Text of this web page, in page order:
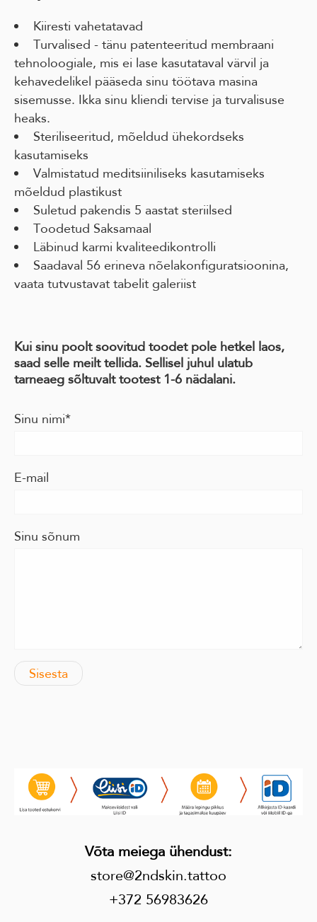
Kiiresti vahetatavad
Turvalised - tänu patenteeritud membraani
tehnoloogiale, mis ei lase kasutataval värvil ja
kehavedelikel pääseda sinu töötava masina
sisemusse. Ikka sinu kliendi tervise ja turvalisuse
heaks.
Steriliseeritud, mõeldud ühekordseks
kasutamiseks
Valmistatud meditsiiniliseks kasutamiseks
mõeldud plastikust
Suletud pakendis 5 aastat steriilsed
Toodetud Saksamaal
Läbinud karmi kvaliteedikontrolli
Saadaval 56 erineva nõelakonfiguratsioonina,
vaata tutvustavat tabelit galeriist
Kui sinu poolt soovitud toodet pole hetkel laos,
saad selle meilt tellida. Sellisel juhul ulatub
tarneaeg sõltuvalt tootest 1-6 nädalani.
Sinu nimi
E-mail
Sinu sõnum
Võta meiega ühendust:
store@2ndskin.tattoo
+372 56983626